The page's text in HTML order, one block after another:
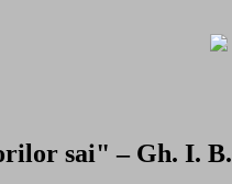
sai" – Gh. I. B.